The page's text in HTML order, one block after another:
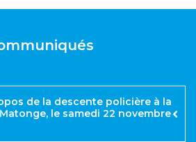
de la descente policière à la
le samedi 22 novembre